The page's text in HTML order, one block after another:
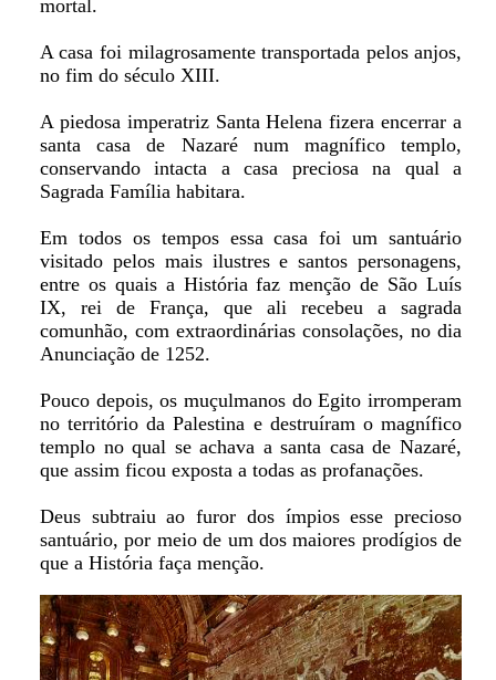
mortal.
A casa foi milagrosamente transportada pelos anjos,
no fim do século XIII.
A piedosa imperatriz Santa Helena fizera encerrar a
santa casa de Nazaré num magnífico templo,
conservando intacta a casa preciosa na qual a
Sagrada Família habitara.
Em todos os tempos essa casa foi um santuário
visitado pelos mais ilustres e santos personagens,
entre os quais a História faz menção de São Luís
IX, rei de França, que ali recebeu a sagrada
comunhão, com extraordinárias consolações, no dia
Anunciação de 1252.
Pouco depois, os muçulmanos do Egito irromperam
no território da Palestina e destruíram o magnífico
templo no qual se achava a santa casa de Nazaré,
que assim ficou exposta a todas as profanações.
Deus subtraiu ao furor dos ímpios esse precioso
santuário, por meio de um dos maiores prodígios de
que a História faça menção.